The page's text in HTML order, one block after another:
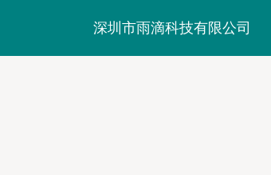
深圳市雨滴科技有限公司